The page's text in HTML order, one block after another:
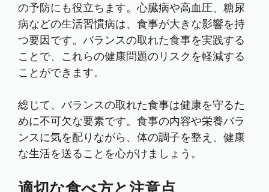
の予防にも役立ちます。心臓病や高血圧、糖尿
病などの生活習慣病は、食事が大きな影響を持
つ要因です。バランスの取れた食事を実践する
ことで、これらの健康問題のリスクを軽減する
ことができます。
総じて、バランスの取れた食事は健康を守るた
めに不可欠な要素です。食事の内容や栄養バラ
ンスに気を配りながら、体の調子を整え、健康
な生活を送ることを心がけましょう。